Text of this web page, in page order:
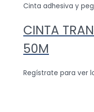
Cinta adhesiva y
CINTA
50M
Regístrate para ver